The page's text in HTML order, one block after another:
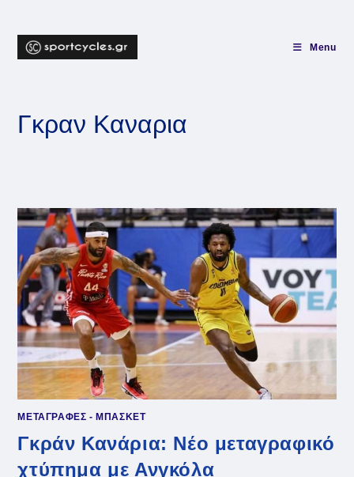
content
Menu
Γκραν Καναρια
ΜΕΤΑΓΡΑΦΕΣ - ΜΠΑΣΚΕΤ
Γκράν Κανάρια: Νέο μεταγραφικό
χτύπημα με Ανγκόλα